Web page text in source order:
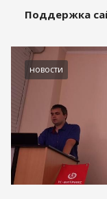
Поддержка
новости